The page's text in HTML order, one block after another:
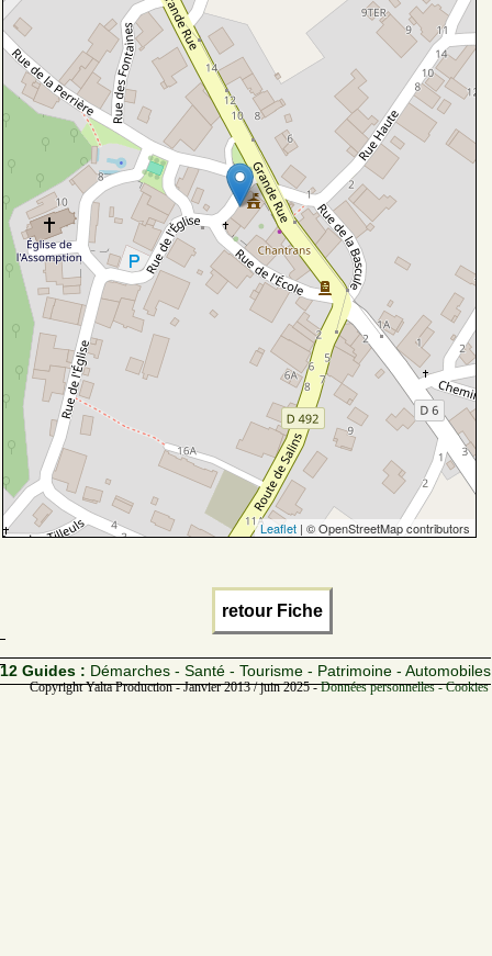
Leaflet | © OpenStreetMap contributors
retour Fiche
12 Guides : Démarches - Santé - Tourisme - Patrimoine - Automobiles
Copyright Yalta Production - Janvier 2013 / juin 2025 -Données personnelles -